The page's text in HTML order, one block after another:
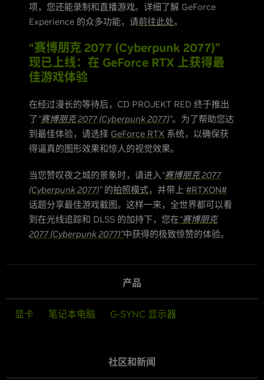
项，您还能录制和直播游戏。详细了解 GeForce
Experience 的众多功能，请前往此处。
“赛博朋克 2077 (Cyberpunk 2077)”
现已上线：在 GeForce RTX 上获得最
佳游戏体验
在经过漫长的等待后，CD PROJEKT RED 终于推出
了“赛博朋克 2077 (Cyberpunk 2077)”。为了帮助您达
到最佳体验，请选择 GeForce RTX 系统，以确保获
得逼真的图形效果和惊人的视觉效果。
当您赞叹夜之城的景象时，请进入“赛博朋克 2077
(Cyberpunk 2077)”的拍照模式，并带上#RTXON#
话题分享最佳游戏截图。这样一来，全世界都可以看
到在光线追踪和 DLSS 的加持下，您在“赛博朋克
2077 (Cyberpunk 2077)”中获得的极致惊赞的体验。
产品
显卡 笔记本电脑 G-SYNC 显示器
社区和新闻